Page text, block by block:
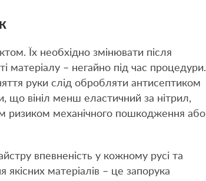
Їх необхідно змінювати після
матеріалу – негайно під час процедури.
руки слід обробляти антисептиком
вініл менш еластичний за нітрил,
ризиком механічного пошкодження або
впевненість у кожному русі та
матеріалів – це запорука